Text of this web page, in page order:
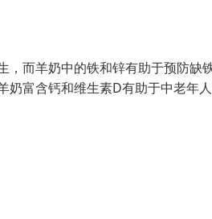
，而羊奶中的铁和锌有助于预防缺
奶富含钙和维生素D有助于中老年